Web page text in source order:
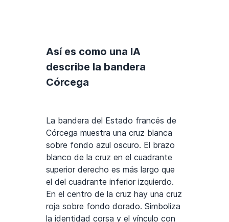
Así es como una IA
describe la bandera
Córcega
La bandera del Estado francés de
Córcega muestra una cruz blanca
sobre fondo azul oscuro. El brazo
blanco de la cruz en el cuadrante
superior derecho es más largo que
el del cuadrante inferior izquierdo.
En el centro de la cruz hay una cruz
roja sobre fondo dorado. Simboliza
la identidad corsa y el vínculo con